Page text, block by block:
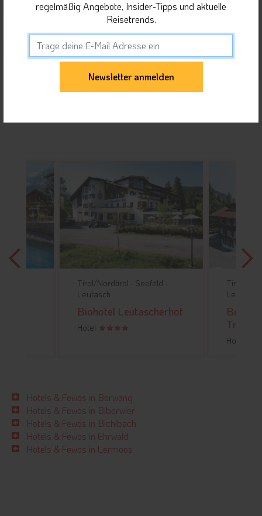
Orte in Tiroler Zugspitz Arena
Unterkunft teilen
Gäste dieser Unterkunft haben sich auch für
Tirol/Nordtirol - Seefeld -
Leutasch
Biohotel Leutascherhof
Hotel
Tirol/
Leutasch
Hotel
Hotels & Fewos in Berwang
Hotels & Fewos in Biberwier
Hotels & Fewos in Bichlbach
Hotels & Fewos in Ehrwald
Hotels & Fewos in Lermoos
regelmäßig Angebote, Insider-Tipps und aktuelle
Reisetrends.